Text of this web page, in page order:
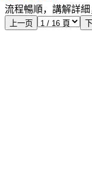
流程暢順，講解詳
上一页